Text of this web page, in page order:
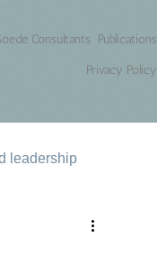
Consultants Publications
Privacy Policy
leadership